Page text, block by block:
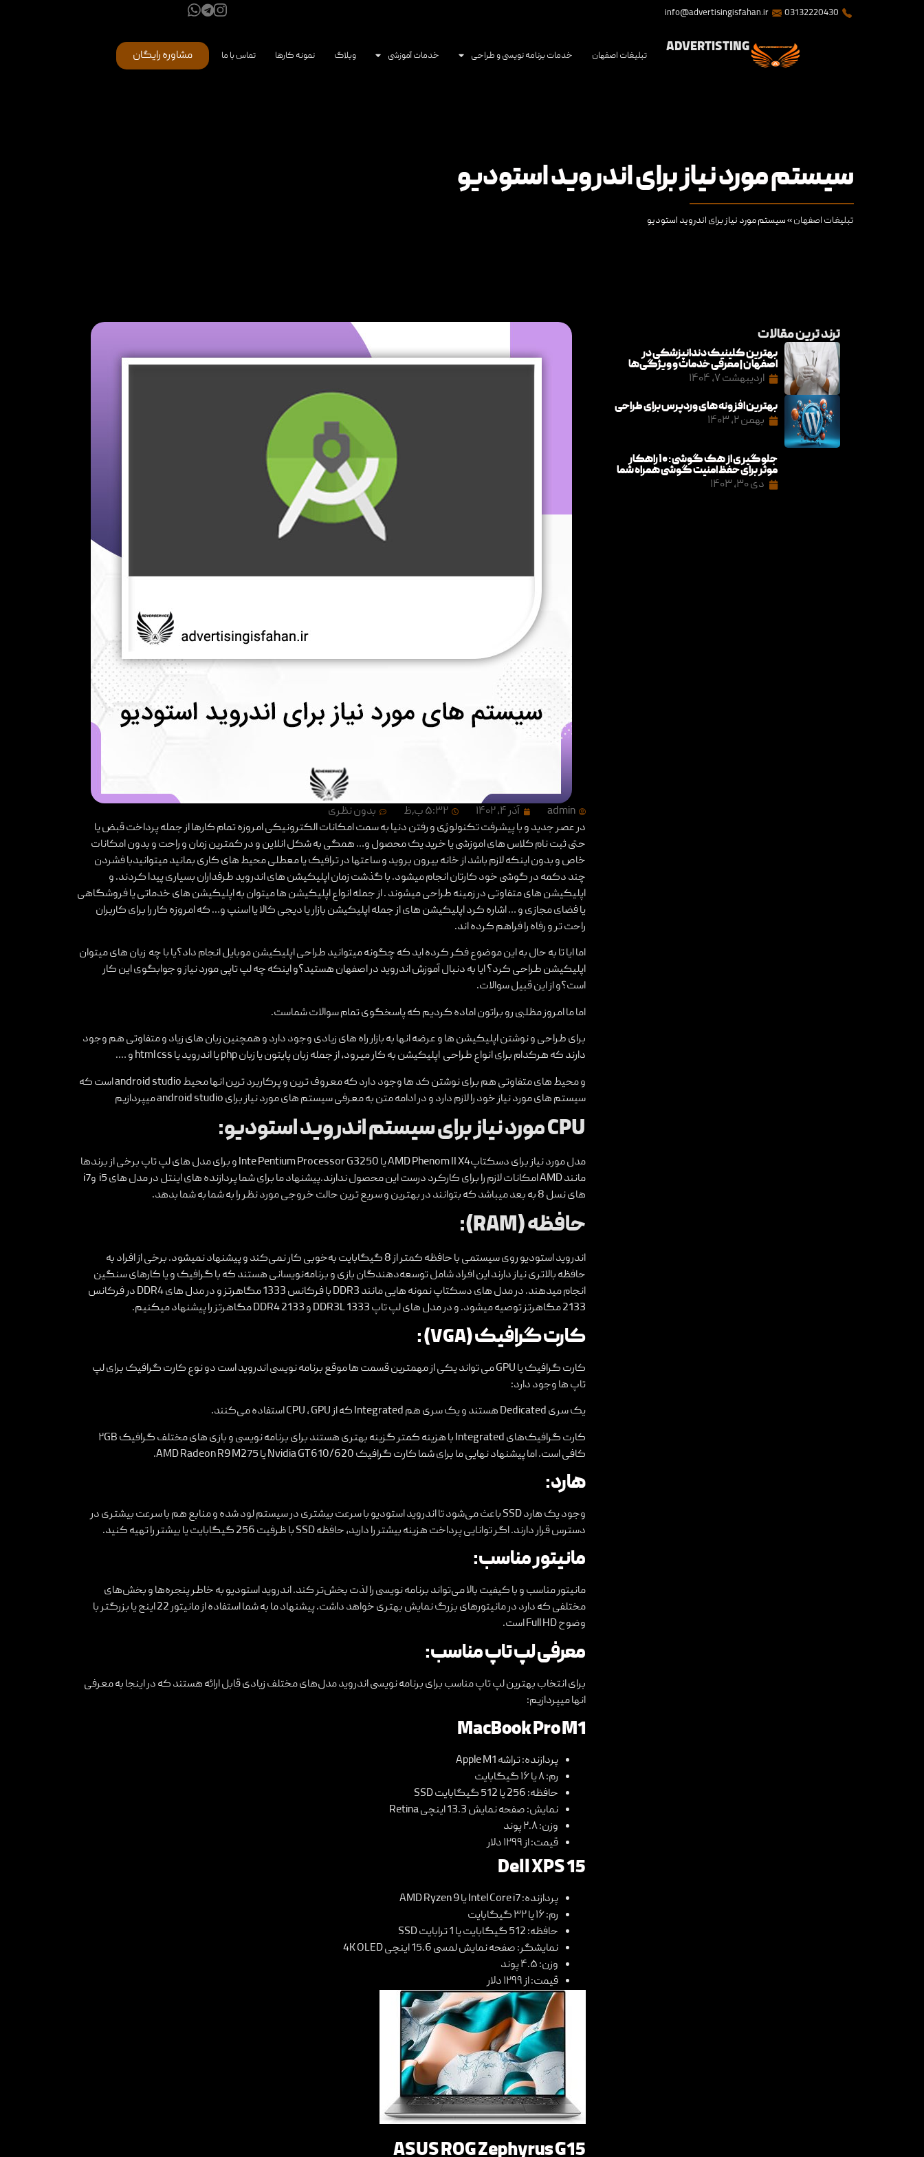
03132220430
info@advertisingisfahan.ir
ADVERTISTING تبلیغات اصفهان خدمات برنامه نویسی و طراحی خدمات آموزشی وبلاگ نمونه کارها تماس با ما مشاوره رایگان
سیستم مورد نیاز برای اندروید استودیو
تبلیغات اصفهان»سیستم مورد نیاز برای اندروید استودیو
ترند ترین مقالات
بهترین کلینیک دندانپزشکی در
اصفهان | معرفی خدمات و ویژگی‌ها
اردیبهشت ۷, ۱۴۰۴
بهترین افزونه های وردپرس برای طراحی
بهمن ۲, ۱۴۰۳
جلوگیری از هک گوشی: ۱۰ راهکار
موثر برای حفظ امنیت گوشی همراه شما
دی ۳۰, ۱۴۰۳
admin آذر ۴, ۱۴۰۲ ۵:۳۲ ب٫ظ
بدون نظری
در عصر جدید و با پیشرفت تکنولوژِی و رفتن دنیا به سمت امکانات الکترونیکی امروزه تمام کارها از جمله پرداخت قبض یا
حتی ثبت نام کلاس های اموزشی یا خرید یک محصول و… همگی به شکل انلاین و در کمترین زمان و راحت و بدون امکانات
خاص و بدون اینکه لازم باشد از خانه بیرون بروید و ساعتها در ترافیک یا معطلی محیط های کاری بمانید میتوانیدبا فشردن
چند دکمه در گوشی خود کارتان انجام میشود. با گذشت زمان اپلیکیشن های اندروید طرفداران بسیاری پیدا کردند. و
اپلیکیشن های متفاوتی در زمینه طراحی میشوند . از جمله انواع اپلیکیشن ها میتوان به اپلیکیشن های خدماتی یا فروشگاهی
یا فضای مجازی و … اشاره کرد اپلیکیشن های از جمله اپلیکیشن بازار یا دیجی کالا یا اسنپ و… که امروزه کار را برای کاربران
راحت تر و رفاه را فراهم کرده اند.
اما ایا تا به حال به این موضوع فکر کرده اید که چگونه میتوانیدطراحی اپلیکیشن موبایلانجام داد؟یا با چه زبان های میتوان
اپلیکیشن طراحی کرد؟ ایا به دنبالآموزش اندروید در اصفهانهستید؟و اینکه چه لپ تاپی مورد نیاز و جوابگوی این کار
است؟و از این قبیل سوالات.
اما ما امروز مظلبی رو براتون اماده کردیم که پاسخگوی تمام سوالات شماست.
برای طراحی و نوشتن اپلیکیشن ها و عرضه انها به بازار راه های زیادی وجود دارد و همچنین زبان های زیاد و متفاوتی هم وجود
دارند که هرکدام برای انواع طراحی اپلیکیشن به کار میرود، از جمله زبان پایتون یا زبان php یا اندروید یا html css و ….
و محیط های متفاوتی هم برای نوشتن کد ها وجود دارد که معروف ترین و پرکاربرد ترین انها محیط android studio است که
سیستم های مورد نیاز خود را لازم دارد و در ادامه متن به معرفی سیستم های مورد نیاز برای android studio میپردازیم
CPU مورد نیاز برای سیستم اندروید استودیو:
مدل مورد نیاز برای دسکتاپAMD Phenom II X4 یا Inte Pentium Processor G3250 و برای مدل های لپ تاپ برخی از برندها
مانند AMD امکانات لازم را برای کارکرد درست این محصول ندارند.پیشنهاد ما برای شما پردازنده های اینتل در مدل های i5 وi7
های نسل 8 به بعد میباشد که بتوانند در بهترین و سریع ترین حالت خروجی مورد نظر را به شما به شما بدهد.
حافظه (RAM):
اندروید استودیو روی سیستمی با حافظه کمتر از 8 گیگابایت به‌خوبی کار نمی‌کند و پیشنهاد نمیشود. برخی از افراد به
حافظه بالاتری نیاز دارند این افراد شامل توسعه‌دهندگان بازی و برنامه‌نویسانی هستند که با گرافیک و یا کارهای سنگین
انجام میدهند. در مدل های دسکتاپ نمونه هایی مانند DDR3 با فرکانس 1333 مگاهرتز و در مدل های DDR4 در فرکانس
2133 مگاهرتز توصیه میشود. و در مدل های لپ تاپ DDR3L 1333 و DDR4 2133 مگاهرتز را پیشنهاد میکنیم.
کارت گرافیک (VGA) :
کارت گرافیک یا GPU می تواند یکی از مهمترین قسمت ها موقع برنامه نویسی اندروید است دو نوع کارت گرافیک برای لپ
تاپ ها وجود دارد:
یک سری Dedicated هستند و یک سری هم Integrated که از CPU , GPU استفاده می‌کنند.
کارت گرافیک‌های Integrated با هزینه کمتر گزینه بهتری هستند برای برنامه نویسی و بازی های مختلف گرافیک ۲GB
کافی است. اما پیشنهاد نهایی ما برای شما کارت گرافیک Nvidia GT610/620 یا AMD Radeon R9 M275.
هارد:
وجود یک هارد SSD باعث می‌شود تا اندروید استودیو با سرعت بیشتری در سیستم لود شده و منابع هم با سرعت بیشتری در
دسترس قرار دارند. اگر توانایی پرداخت هزینه بیشتر را دارید، حافظه SSD با ظرفیت 256 گیگابایت یا بیشتر را تهیه کنید.
مانیتور مناسب:
مانیتور مناسب و با کیفیت بالا می‌تواند برنامه نویسی را لذت بخش‌تر کند. اندروید استودیو به خاطر پنجره‌ها و بخش‌های
مختلفی که دارد در مانیتورهای بزرگ نمایش بهتری خواهد داشت. پیشنهاد ما به شما استفاده از مانیتور 22 اینج یا بزرگتر با
وضوح Full HD است.
معرفی لپ تاپ مناسب:
برای انتخاب بهترین لپ تاپ مناسب برای برنامه نویسی اندروید مدل‌های مختلف زیادی قابل ارائه هستند که در اینجا به معرفی
انها میپردازیم:
MacBook Pro M1
پردازنده: تراشه Apple M1
رم: ۸ یا ۱۶ گیگابایت
حافظه: 256 یا 512 گیگابایت SSD
نمایش: صفحه نمایش 13.3 اینچی Retina
وزن: ۲.۸ پوند
قیمت: از ۱۲۹۹ دلار
Dell XPS 15
پردازنده: Intel Core i7 یا AMD Ryzen 9
رم: ۱۶ یا ۳۲ گیگابایت
حافظه: 512 گیگابایت یا 1 ترابایت SSD
نمایشگر: صفحه نمایش لمسی 15.6 اینچی 4K OLED
وزن: ۴.۵ پوند
قیمت: از ۱۲۹۹ دلار
ASUS ROG Zephyrus G15